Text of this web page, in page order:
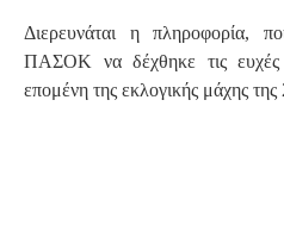
Διερευνάται η πληροφορία,
ΠΑΣΟΚ να δέχθηκε τις
επομένη της εκλογικής μάχης